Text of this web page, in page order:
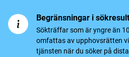
Begränsningar i
Sökträffar som är yngre än
omfattas av upphovsrätten
tjänsten när du söker på